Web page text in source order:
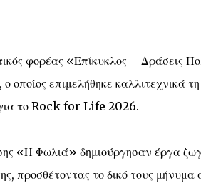
φορέας «Επίκυκλος – Δράσεις
επιμελήθηκε καλλιτεχνικά
για το Rock for Life 2026.
«Η Φωλιά» δημιούργησαν έργα
προσθέτοντας το δικό τους